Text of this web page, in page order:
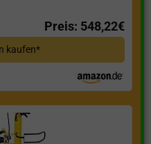
Preis: 548,22€
kaufen*